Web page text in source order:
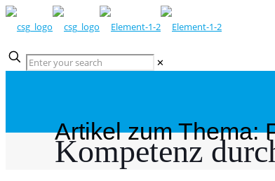
✕
Kompetenz
Artikel zum Thema: